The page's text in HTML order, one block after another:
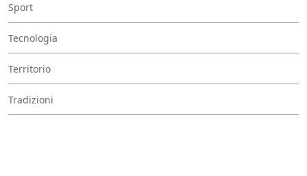
Sport
Tecnologia
Territorio
Tradizioni